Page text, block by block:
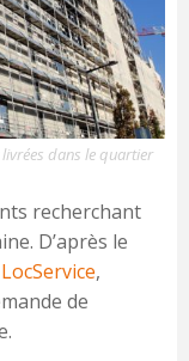
dans le quartier
recherchant
D’après le
,
de